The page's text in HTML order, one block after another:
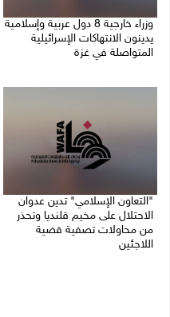
وزراء خارجية 8 دول عربية وإسلامية
يدينون الانتهاكات الإسرائيلية
المتواصلة في غزة
"التعاون الإسلامي" تدين عدوان
الاحتلال على مخيم قلنديا وتحذر
من محاولات تصفية قضية
اللاجئين